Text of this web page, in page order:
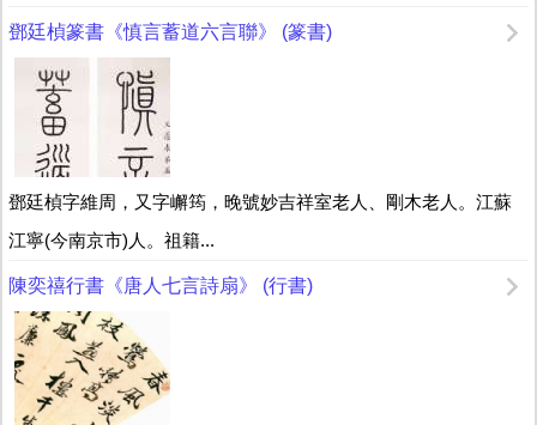
鄧廷楨篆書《慎言蓄道六言聯》 (篆書)
鄧廷楨字維周，又字嶰筠，晚號妙吉祥室老人、剛木老人。江蘇
江寧(今南京市)人。祖籍...
陳奕禧行書《唐人七言詩扇》 (行書)